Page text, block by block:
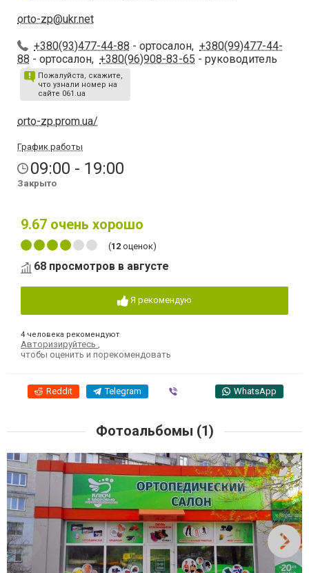
orto-zp@ukr.net
+380(93)477-44-88 - ортосалон, +380(99)477-44-
88 - ортосалон, +380(96)908-83-65 - руководитель
Пожалуйста, скажите,
что узнали номер на
сайте 061.ua
orto-zp.prom.ua/
График работы
09:00 - 19:00
Закрыто
9.67 очень хорошо
(12 оценок)
68 просмотров в августе
Я рекомендую
4 человека рекомендуют
Авторизируйтесь
чтобы оценить и порекомендовать
Reddit Telegram WhatsApp
Фотоальбомы (1)